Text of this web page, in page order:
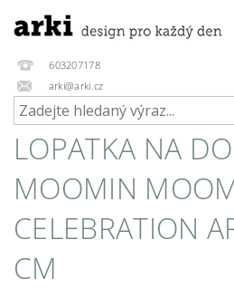
603207178
arki@arki.cz
LOPATKA NA
MOOMIN
CELEBRATION
CM